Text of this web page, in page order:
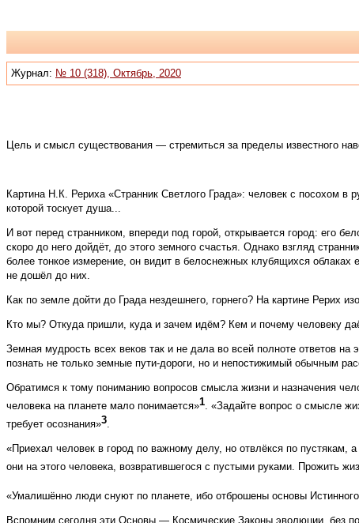
Журнал: № 10 (318), Октябрь, 2020
Цель и смысл существования — стремиться за пределы известного
Картина Н.К. Рериха «Странник Светлого Града»: человек c посохом в
которой тоскует душа...
И вот перед странником, впереди под горой, открывается город: его
скоро до него дойдёт, до этого земного счастья. Однако взгляд
более тонкое измерение, он видит в белоснежных клубящихся
не дошёл до них.
Как по земле дойти до Града нездешнего, горнего? На картине Рерих
Кто мы? Откуда пришли, куда и зачем идём? Кем и почему человеку
Земная мудрость всех веков так и не дала во всей полноте ответов
познать не только земные пути-дороги, но и непостижимый обычным
Обратимся к тому пониманию вопросов смысла жизни и назначения
человека на планете мало понимается»1. «Задайте вопрос о смысле
требует осознания»3.
«Приехал человек в город по важному делу, но отвлёкся по
они на этого человека, возвратившегося с пустыми руками. Прожить
«Умалишённо люди снуют по планете, ибо отброшены основы
Вспомним сегодня эти Основы — Космические Законы эволюции, без